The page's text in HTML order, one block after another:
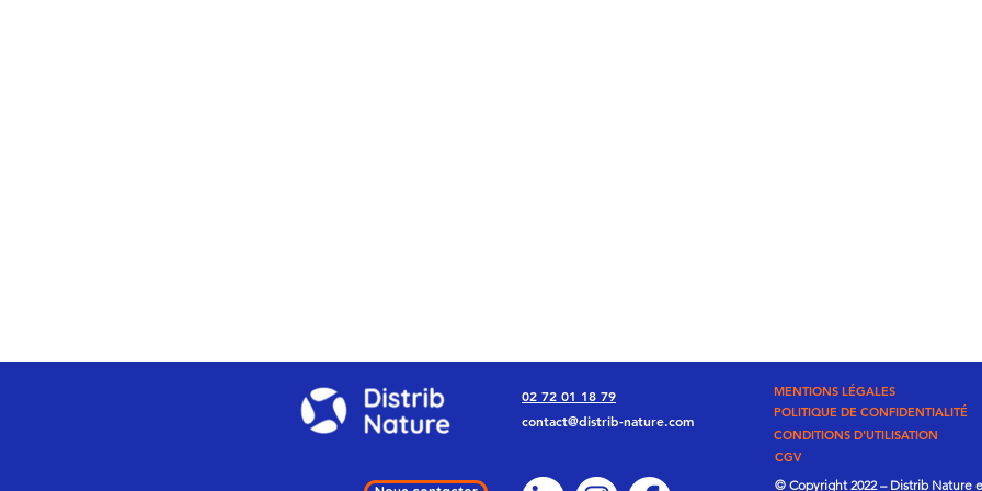
02 72 01 18 79
contact@distrib-nature.com
MENTIONS LÉGALES
POLITIQUE DE CONFIDENTIALITÉ
CONDITIONS D'UTILISATION
CGV
© Copyright 2022 – Distrib Nature